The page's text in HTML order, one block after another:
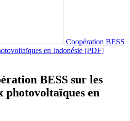
Coopération BESS
en Indonésie [PDF]
BESS sur les
photovoltaïques en